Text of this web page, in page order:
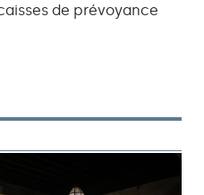
de prévoyance